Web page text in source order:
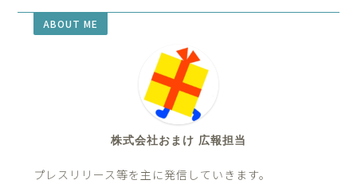
ABOUT ME
株式会社おまけ 広報担当
プレスリリース等を主に発信していきます。